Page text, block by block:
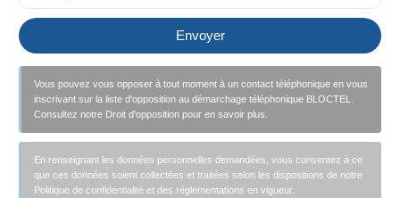
Envoyer
Vous pouvez vous opposer à tout moment à un contact téléphonique en vous
inscrivant sur la liste d'opposition au démarchage téléphonique BLOCTEL.
Consultez notre Droit d'opposition pour en savoir plus.
En renseignant les données personnelles demandées, vous consentez à ce
que ces données soient collectées et traitées selon les dispositions de notre
Politique de confidentialité et des réglementations en vigueur.